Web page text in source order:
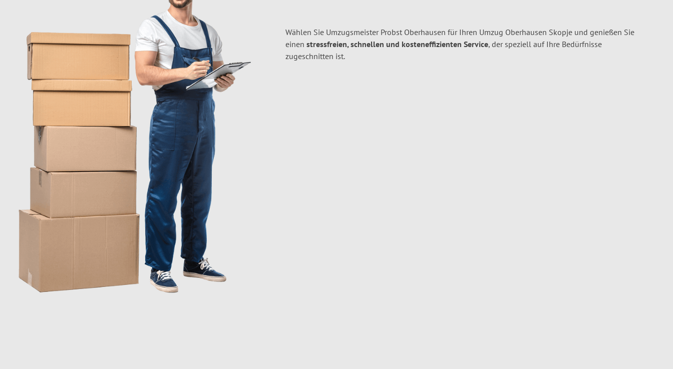
Wählen Sie Umzugsmeister Probst Oberhausen für Ihren Umzug Oberhausen Skopje und genießen Sie
einen stressfreien, schnellen und kosteneffizienten Service, der speziell auf Ihre Bedürfnisse
zugeschnitten ist.